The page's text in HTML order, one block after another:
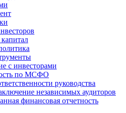
с инвеcторами
по МСФО
руководства
независимых аудиторов
финансовая отчетность